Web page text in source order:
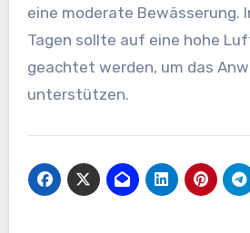
eine moderate Bewässerung.
Tagen sollte auf eine hohe
geachtet werden, um das
unterstützen.